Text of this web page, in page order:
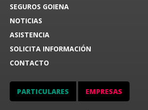
SEGUROS GOIENA
NOTICIAS
ASISTENCIA
SOLICITA INFORMACIÓN
CONTACTO
PARTICULARES EMPRESAS